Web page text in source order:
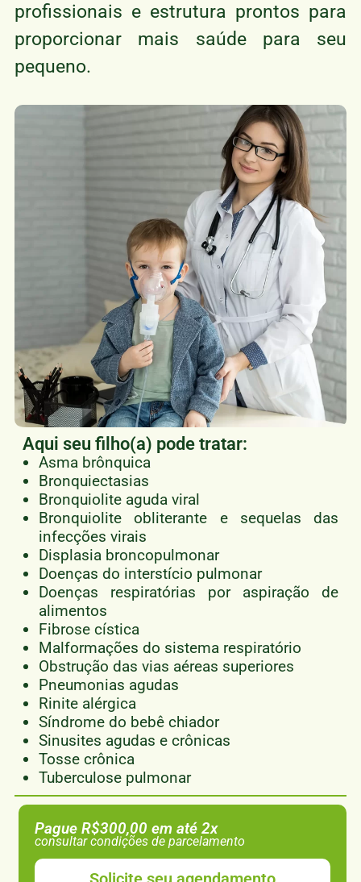
profissionais e estrutura prontos para
proporcionar mais saúde para seu
pequeno.
Aqui seu filho(a) pode tratar:
Asma brônquica
Bronquiectasias
Bronquiolite aguda viral
Bronquiolite obliterante e sequelas das
infecções virais
Displasia broncopulmonar
Doenças do interstício pulmonar
Doenças respiratórias por aspiração de
alimentos
Fibrose cística
Malformações do sistema respiratório
Obstrução das vias aéreas superiores
Pneumonias agudas
Rinite alérgica
Síndrome do bebê chiador
Sinusites agudas e crônicas
Tosse crônica
Tuberculose pulmonar
Pague R$300,00 em até 2x
consultar condições de parcelamento